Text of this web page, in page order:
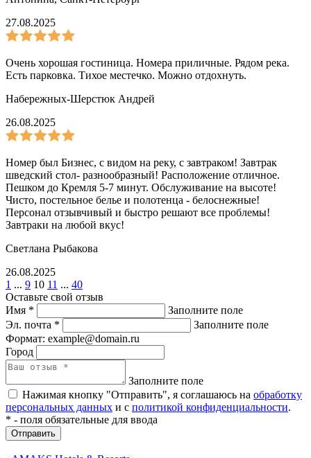
27.08.2025
Очень хорошая гостиница. Номера приличные. Рядом река.
Есть парковка. Тихое местечко. Можно отдохнуть.
Набережных-Шерстюк Андрей
26.08.2025
Номер был Бизнес, с видом на реку, с завтраком! Завтрак
шведский стол- разнообразный! Расположение отличное.
Пешком до Кремля 5-7 минут. Обслуживание на высоте!
Чисто, постельное белье и полотенца - белоснежные!
Персонал отзывчивый и быстро решают все проблемы!
Завтраки на любой вкус!
Светлана Рыбакова
26.08.2025
1 ... 9 10 11 ... 40
Оставьте свой отзыв
Имя *
Заполните поле
Эл. почта *
Заполните поле
Формат: example@domain.ru
Город
Заполните поле
Нажимая кнопку "Отправить", я соглашаюсь на обработку
персональных данных и с политикой конфиденциальности.
* - поля обязательные для ввода
Отправить